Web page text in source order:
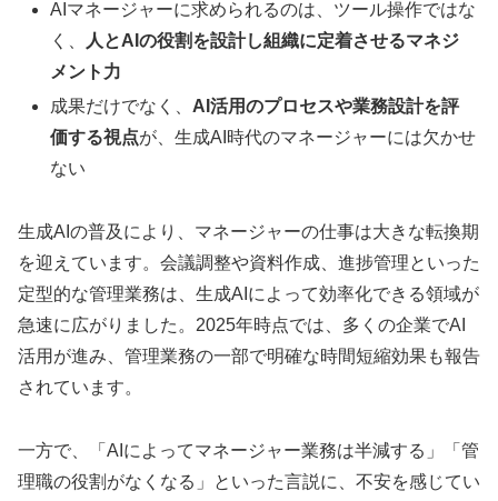
AIマネージャーに求められるのは、ツール操作ではな
く、
人とAIの役割を設計し組織に定着させるマネジ
メント力
成果だけでなく、 AI活用のプロセスや業務設計を評
価する視点が、生成AI時代のマネージャーには欠かせ
ない
生成AIの普及により、マネージャーの仕事は大きな転換期
を迎えています。会議調整や資料作成、進捗管理といった
定型的な管理業務は、生成AIによって効率化できる領域が
急速に広がりました。2025年時点では、多くの企業でAI
活用が進み、管理業務の一部で明確な時間短縮効果も報告
されています。
一方で、「AIによってマネージャー業務は半減する」「管
理職の役割がなくなる」といった言説に、不安を感じてい